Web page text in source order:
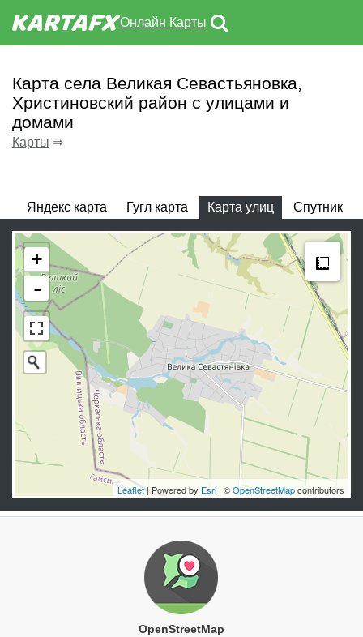
Онлайн Карты
Карта села Великая Севастьяновка,
Христиновский район с улицами и
домами
Карты ⇒
Яндекс карта Гугл карта Карта улиц Спутник
+
-
Leaflet| Powered by Esri | ©OpenStreetMapcontributors
OpenStreetMap